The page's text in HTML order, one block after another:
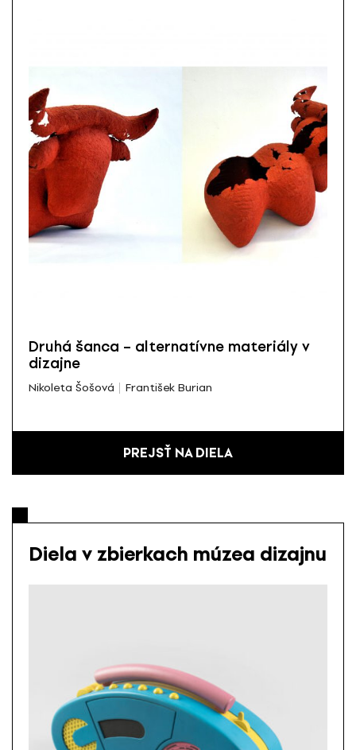
Druhá šanca – alternatívne materiály v
dizajne
Nikoleta Šošová František Burian
PREJSŤ NA DIELA
Diela v zbierkach múzea dizajnu